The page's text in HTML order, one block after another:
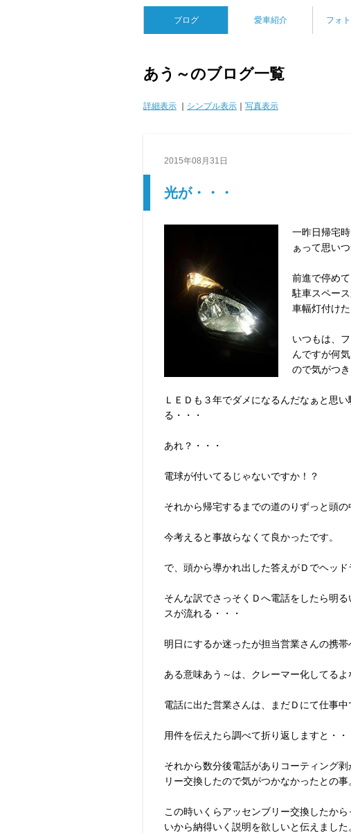
ブログ 愛車紹介 フォ
あう～のブログ一覧
詳細表示 シンプル表示 写真表示
2015年08月31日
光が・・・
一昨日帰宅
ぁって思い
前進で停め
駐車スペー
車幅灯付け
いつもは、
んですが何
ので気がつき
ＬＥＤも３年でダメになるんだなぁと思
る・・・
あれ？・・・
電球が付いてるじゃないですか！？
それから帰宅するまでの道のりずっと頭
今考えると事故らなくて良かったです。
で、頭から導かれ出した答えがＤでヘッ
そんな訳でさっそくＤへ電話をしたら明
スが流れる・・・
明日にするか迷ったが担当営業さんの携帯
ある意味あう～は、クレーマー化してるよ
電話に出た営業さんは、まだＤにて仕事中
用件を伝えたら調べて折り返しますと・・
それから数分後電話がありコーティング
リー交換したので気がつかなかったとの事
この時いくらアッセンブリー交換したか
いから納得いく説明を欲しいと伝えました